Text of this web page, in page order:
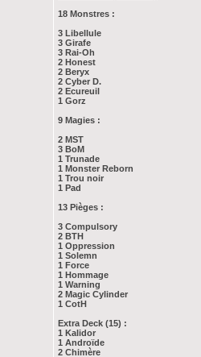
18 Monstres :
3 Libellule
3 Girafe
3 Rai-Oh
2 Honest
2 Beryx
2 Cyber D.
2 Ecureuil
1 Gorz
9 Magies :
2 MST
3 BoM
1 Trunade
1 Monster Reborn
1 Trou noir
1 Pad
13 Pièges :
3 Compulsory
2 BTH
1 Oppression
1 Solemn
1 Force
1 Hommage
1 Warning
2 Magic Cylinder
1 CotH
Extra Deck (15) :
1 Kalidor
1 Androïde
2 Chimère